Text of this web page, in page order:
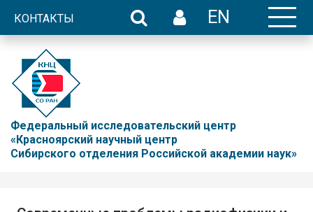
КОНТАКТЫ EN
Федеральный исследовательский центр
«Красноярский научный центр
Сибирского отделения Российской академии наук»